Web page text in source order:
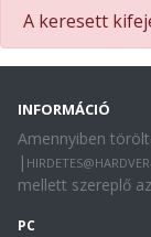
A keresett
INFORMÁCIÓ
Amennyiben
|
mellett szereplő
PC